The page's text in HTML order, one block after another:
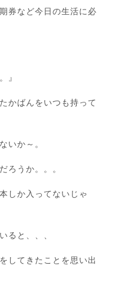
券など今日の生活に必
』
かばんをいつも持って
いか～。
ろうか。。。
しか入ってないじゃ
ると、、、
してきたことを思い出